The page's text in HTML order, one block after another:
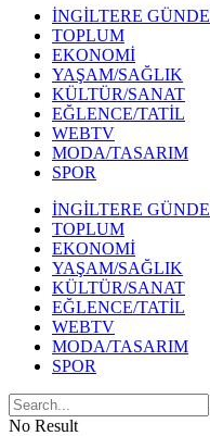
İNGİLTERE
TOPLUM
EKONOMİ
YAŞAM/SAĞLIK
KÜLTÜR/SANAT
EĞLENCE/TATİL
WEBTV
MODA/TASARIM
SPOR
İNGİLTERE
TOPLUM
EKONOMİ
YAŞAM/SAĞLIK
KÜLTÜR/SANAT
EĞLENCE/TATİL
WEBTV
MODA/TASARIM
SPOR
No Result